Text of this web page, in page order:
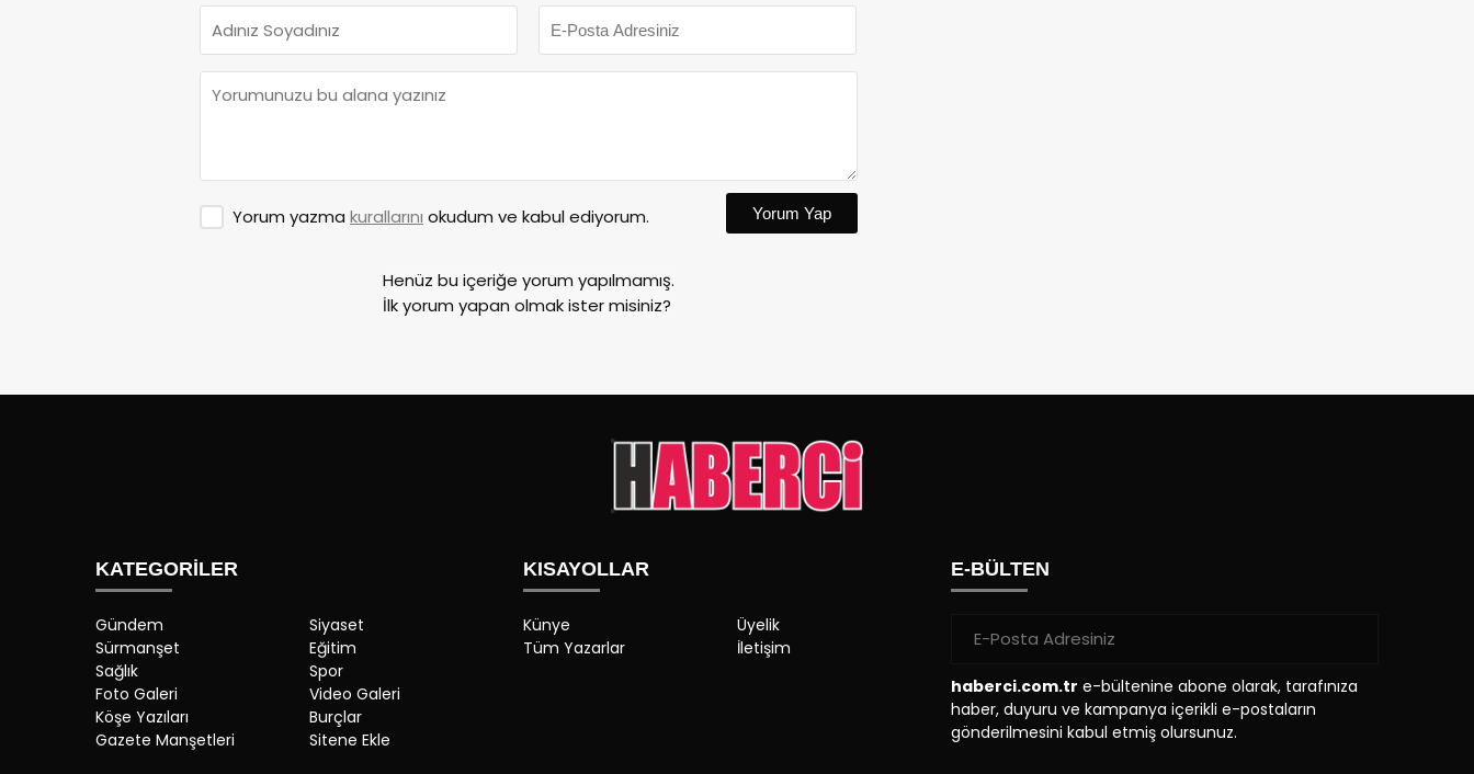
Yorum yazma kurallarını okudum ve kabul ediyorum. Yorum Yap
Henüz bu içeriğe yorum yapılmamış.
İlk yorum yapan olmak ister misiniz?
KATEGORİLER
Gündem
Siyaset
Sürmanşet
Eğitim
Sağlık
Spor
Foto Galeri
Video Galeri
Köşe Yazıları
Burçlar
Gazete Manşetleri
Sitene Ekle
KISAYOLLAR
Künye
Üyelik
Tüm Yazarlar
İletişim
E-BÜLTEN
haberci.com.tr e-bültenine abone olarak, tarafınıza
haber, duyuru ve kampanya içerikli e-postaların
gönderilmesini kabul etmiş olursunuz.